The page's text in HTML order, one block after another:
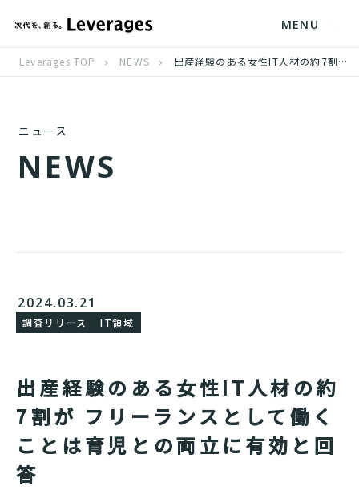
MENU
Leverages TOP NEWS 出産経験のある女性IT人材の約7割が フリーランスとして働くことは育児との両立に有効と回答
ニュース
NEWS
2024.03.21
調査リリース IT領域
出産経験のある女性IT人材の約
7割が フリーランスとして働く
ことは育児との両立に有効と回
答